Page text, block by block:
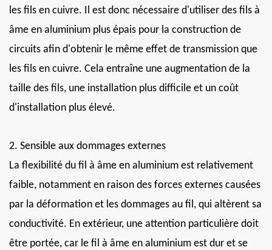
les fils en cuivre. Il est donc nécessaire d'utiliser des fils à
âme en aluminium plus épais pour la construction de
circuits afin d'obtenir le même effet de transmission que
les fils en cuivre. Cela entraîne une augmentation de la
taille des fils, une installation plus difficile et un coût
d'installation plus élevé.
2. Sensible aux dommages externes
La flexibilité du fil à âme en aluminium est relativement
faible, notamment en raison des forces externes causées
par la déformation et les dommages au fil, qui altèrent sa
conductivité. En extérieur, une attention particulière doit
être portée, car le fil à âme en aluminium est dur et se